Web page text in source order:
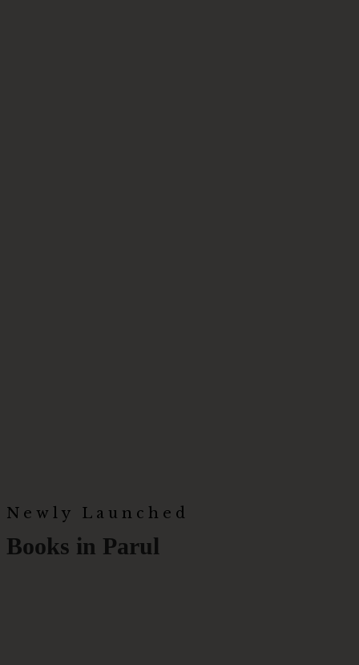
Newly Launched
Books in Parul